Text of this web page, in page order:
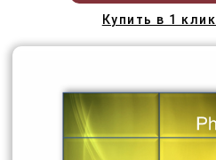
Купить в 1 клик